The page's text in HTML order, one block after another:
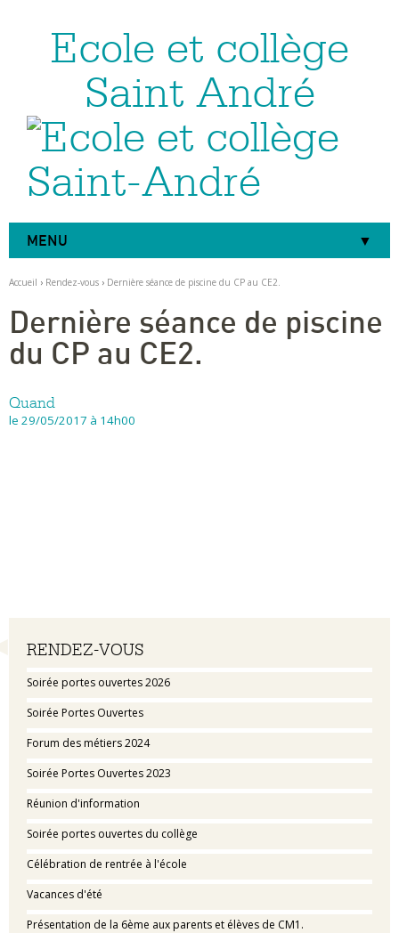
navigation
Ecole et collège
Saint André
MENU
Accueil › Rendez-vous › Dernière séance de piscine du CP au CE2.
Navigation
RENDEZ-VOUS
Soirée portes ouvertes 2026
Soirée Portes Ouvertes
Forum des métiers 2024
Soirée Portes Ouvertes 2023
Réunion d'information
Soirée portes ouvertes du collège
Célébration de rentrée à l'école
Vacances d'été
Présentation de la 6ème aux parents et élèves de CM1.
Dernière séance de piscine
du CP au CE2.
Quand
le 29/05/2017 à 14h00